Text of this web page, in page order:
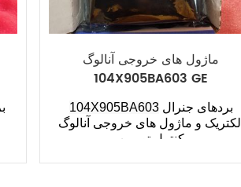
ماژول های خروجی آنالوگ
104X905BA603 GE
104X905BA603بردهای جنرال
الکتریک و ماژول های خروجی آنالوگ
کنترل توربین